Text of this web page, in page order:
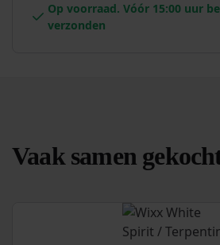
Op voorraad. Vóór 15:00 uur
verzonden
Vaak samen